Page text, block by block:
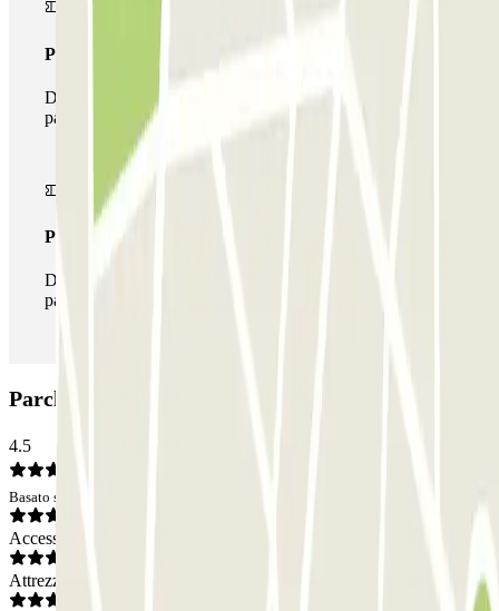
Pass multiparking
Durante il tuo soggiorno potrai usufruire dell'intera rete di
parcheggi disponibili su Parclick.
Pass illlimitato
Durante il tuo soggiorno potrai entrare e uscire dal
parcheggio tutte le volte che vorrai.
Parcheggio Casal Ribeiro: Opinioni
4.5
Basato su 2 opinioni
Accesso
Attrezzatura